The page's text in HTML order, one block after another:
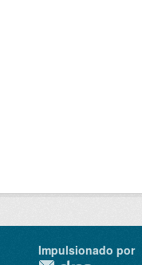
Impulsionado por